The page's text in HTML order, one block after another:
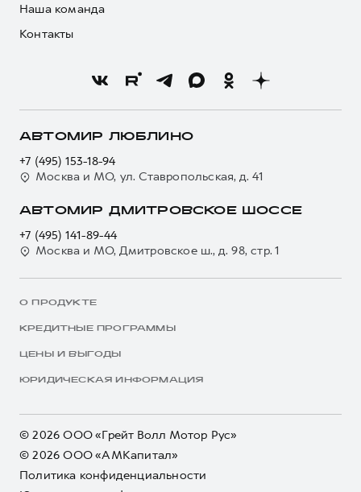
Наша команда
Контакты
АВТОМИР ЛЮБЛИНО
+7 (495) 153-18-94
Москва и МО, ул. Ставропольская, д. 41
АВТОМИР ДМИТРОВСКОЕ ШОССЕ
+7 (495) 141-89-44
Москва и МО, Дмитровское ш., д. 98, стр. 1
О ПРОДУКТЕ
КРЕДИТНЫЕ ПРОГРАММЫ
ЦЕНЫ И ВЫГОДЫ
ЮРИДИЧЕСКАЯ ИНФОРМАЦИЯ
© 2026 ООО «Грейт Волл Мотор Рус»
© 2026 ООО «АМКапитал»
Политика конфиденциальности